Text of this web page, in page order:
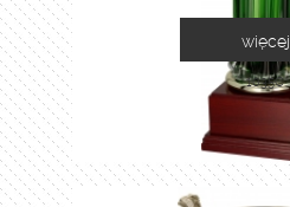
1035C
więcej